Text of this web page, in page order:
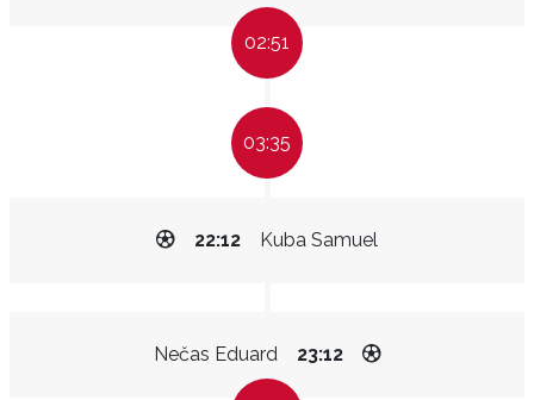
02:51
03:35
Kuba Samuel
22:12
Nečas Eduard 23:12